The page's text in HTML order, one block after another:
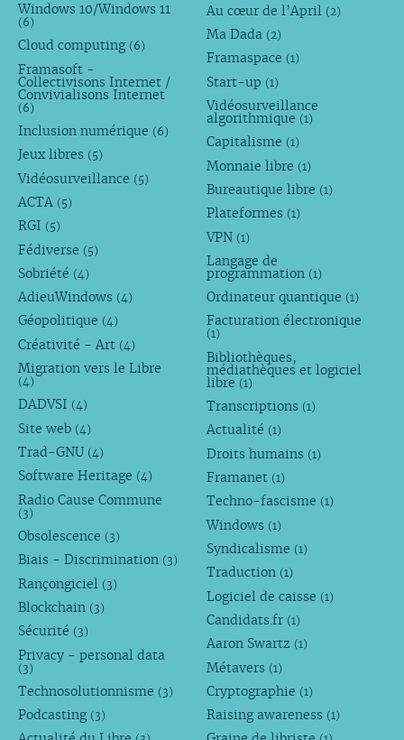
Windows 10/Windows 11
(6)
Cloud computing (6)
Framasoft -
Collectivisons Internet /
Convivialisons Internet
(6)
Inclusion numérique (6)
Jeux libres (5)
Vidéosurveillance (5)
ACTA (5)
RGI (5)
Fédiverse (5)
Sobriété (4)
AdieuWindows (4)
Géopolitique (4)
Créativité - Art (4)
Migration vers le Libre
(4)
DADVSI (4)
Site web (4)
Trad-GNU (4)
Software Heritage (4)
Radio Cause Commune
(3)
Obsolescence (3)
Biais - Discrimination (3)
Rançongiciel (3)
Blockchain (3)
Sécurité (3)
Privacy - personal data
(3)
Technosolutionnisme (3)
Podcasting (3)
Au cœur de l’April (2)
Ma Dada (2)
Framaspace (1)
Start-up (1)
Vidéosurveillance
algorithmique (1)
Capitalisme (1)
Monnaie libre (1)
Bureautique libre (1)
Plateformes (1)
VPN (1)
Langage de
programmation (1)
Ordinateur quantique (1)
Facturation électronique
(1)
Bibliothèques,
médiathèques et logiciel
libre (1)
Transcriptions (1)
Actualité (1)
Droits humains (1)
Framanet (1)
Techno-fascisme (1)
Windows (1)
Syndicalisme (1)
Traduction (1)
Logiciel de caisse (1)
Candidats.fr (1)
Aaron Swartz (1)
Métavers (1)
Cryptographie (1)
Raising awareness (1)